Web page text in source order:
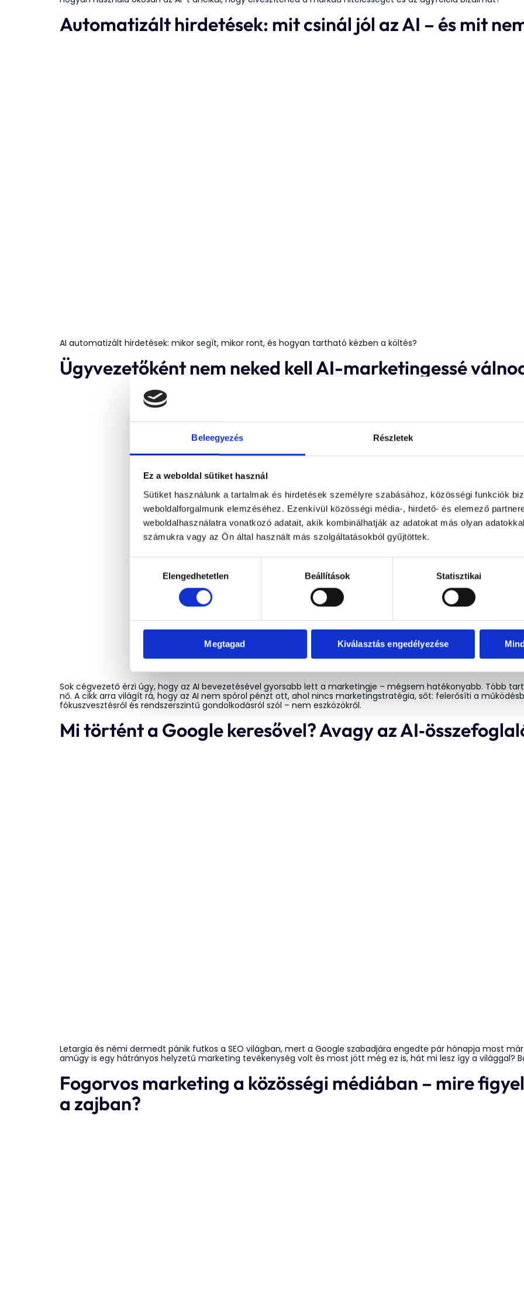
Beleegyezés Részletek
Ez a weboldal sütiket használ
Sütiket használunk a tartalmak és hirdetések személyre szabásához, közösségi funkciók
weboldalforgalmunk elemzéséhez. Ezenkívül közösségi média-, hirdető- és elemező
weboldalhasználatra vonatkozó adatait, akik kombinálhatják az adatokat más olyan
számukra vagy az Ön által használt más szolgáltatásokból gyűjtöttek.
kiválasztásaElengedhetetlen Beállítások Statisztikai
Megtagad Kiválasztás engedélyezése
Automatizált hirdetések: mit csinál jól az AI – és mit
AI automatizált hirdetések: mikor segít, mikor ront, és hogyan tartható kézben a költés?
Ügyvezetőként nem neked kell AI-marketingessé
Sok cégvezető érzi úgy, hogy az AI bevezetésével gyorsabb lett a marketingje – mégsem hatékonyabb. Több
nő. A cikk arra világít rá, hogy az AI nem spórol pénzt ott, ahol nincs marketingstratégia, sőt: felerősíti a
fókuszvesztésről és rendszerszintű gondolkodásról szól – nem eszközökről.
Mi történt a Google keresővel? Avagy az
Letargia és némi dermedt pánik futkos a SEO világban, mert a Google szabadjára engedte pár hónapja most már
amúgy is egy hátrányos helyzetű marketing tevékenység volt és most jött még ez is, hát mi lesz így a világgal?
Fogorvos marketing a közösségi médiában – mire
a zajban?